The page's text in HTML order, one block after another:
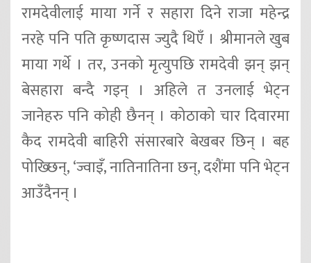
रामदेवीलाई माया गर्ने र सहारा दिने राजा महेन्द्र
नरहे पनि पति कृष्णदास ज्युदै थिएँ । श्रीमानले खुब
माया गर्थे । तर, उनको मृत्युपछि रामदेवी झन् झन्
बेसहारा बन्दै गइन् । अहिले त उनलाई भेट्न
जानेहरु पनि कोही छैनन् । कोठाको चार दिवारमा
कैद रामदेवी बाहिरी संसारबारे बेखबर छिन् । बह
पोख्छिन्, ‘ज्वाइँ, नातिनातिना छन्, दशैंमा पनि भेट्न
आउँदैनन् ।